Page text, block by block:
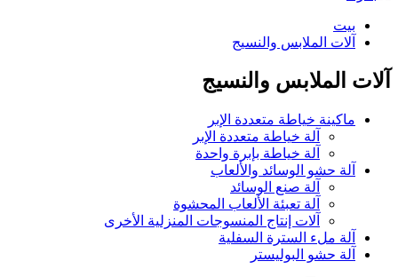
بيت
آلات الملابس والنسيج
آلات الملابس والنسيج
ماكينة خياطة متعددة الإبر
آلة خياطة متعددة الإبر
آلة خياطة بإبرة واحدة
آلة حشو الوسائد والألعاب
آلة صنع الوسائد
آلة تعبئة الألعاب المحشوة
آلات إنتاج المنسوجات المنزلية الأخرى
آلة ملء السترة السفلية
آلة حشو البوليستر